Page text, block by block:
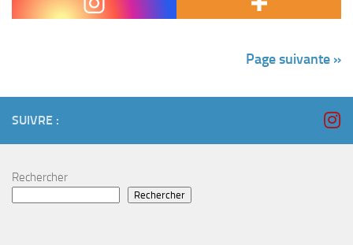
qualification...
Page suivante »
SUIVRE :
Rechercher
Rechercher